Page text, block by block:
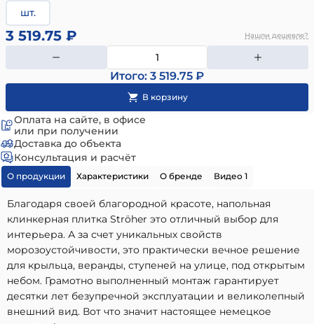
шт.
3 519.75 ₽ Нашли дешевле?
Итого: 3 519.75 ₽
Оплата на сайте, в офисе
или при получении
Доставка до объекта
Консультация и расчёт
О продукции Характеристики О бренде Видео 1
Благодаря своей благородной красоте, напольная
клинкерная плитка Ströher это отличный выбор для
интерьера. А за счет уникальных свойств
морозоустойчивости, это практически вечное решение
для крыльца, веранды, ступеней на улице, под открытым
небом. Грамотно выполненный монтаж гарантирует
десятки лет безупречной эксплуатации и великолепный
внешний вид. Вот что значит настоящее немецкое